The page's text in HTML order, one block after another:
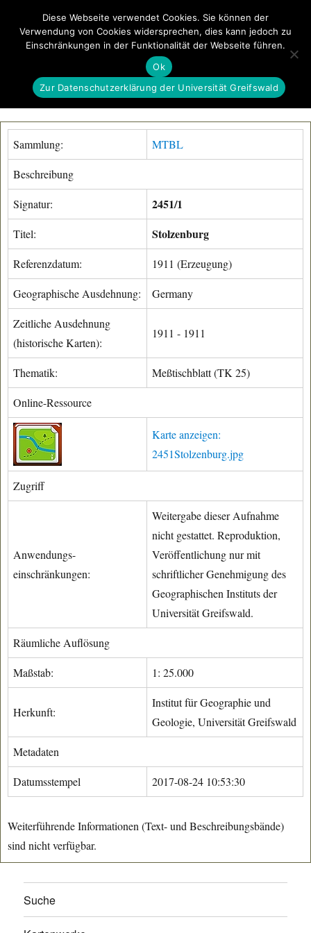
GeoGREIF MENÜ
Sammlung: MTBL
Beschreibung
Signatur: 2451/1
Titel: Stolzenburg
Referenzdatum: 1911 (Erzeugung)
Geographische Ausdehnung: Germany
Zeitliche Ausdehnung
(historische Karten):
1911 - 1911
Thematik: Meßtischblatt (TK 25)
Online-Ressource
Karte anzeigen:
2451Stolzenburg.jpg
Zugriff
Anwendungs-
einschränkungen:
Weitergabe dieser Aufnahme
nicht gestattet. Reproduktion,
Veröffentlichung nur mit
schriftlicher Genehmigung des
Geographischen Instituts der
Universität Greifswald.
Räumliche Auflösung
Maßstab: 1: 25.000
Herkunft:
Institut für Geographie und
Geologie, Universität Greifswald
Metadaten
Datumsstempel 2017-08-24 10:53:30
Weiterführende Informationen (Text- und Beschreibungsbände)
sind nicht verfügbar.
Suche
Diese Webseite verwendet Cookies. Sie können der
Verwendung von Cookies widersprechen, dies kann jedoch zu
Einschränkungen in der Funktionalität der Webseite führen.
Ok
Zur Datenschutzerklärung der Universität Greifswald